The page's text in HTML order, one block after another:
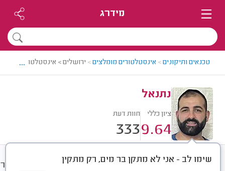
מידרג
טכנאים ותיקונים> אינסטלטורים מומלצים> ירושלים > אינסטלטור מומלץ
...
נתנאל
ציון כללי
9.64
חוות דעת
333
שימו לב - אני לא מתקן בר מים, רק מתקין
חוות דעת מחירים ממוצע